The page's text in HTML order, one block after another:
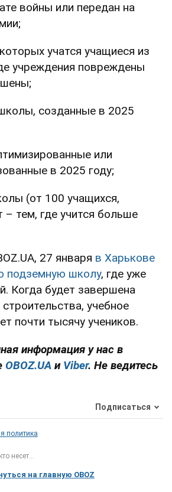
войны или передан на
учатся учащиеся из
учреждения повреждены
созданные в 2025
или
в 2025 году;
(от 100 учащихся,
– тем, где учится больше
27 января в Харькове
подземную школу, где уже
Когда будет завершена
учебное
почти тысячу учеников.
информация у нас в
OBOZ.UA и Viber. Не ведитесь
Подписаться
политика
несет...
на главную OBOZ